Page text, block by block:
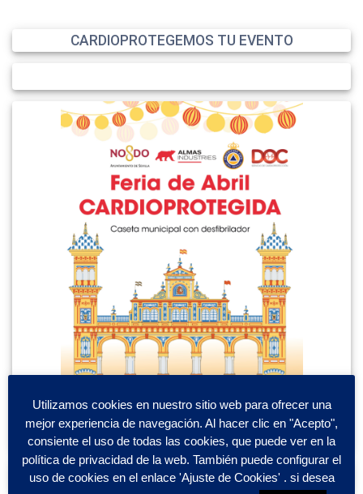
CARDIOPROTEGEMOS TU EVENTO
Utilizamos cookies en nuestro sitio web para ofrecer una
mejor experiencia de navegación. Al hacer clic en "Acepto",
consiente el uso de todas las cookies, que puede ver en la
política de privacidad de la web. También puede configurar el
uso de cookies en el enlace 'Ajuste de Cookies' . si desea